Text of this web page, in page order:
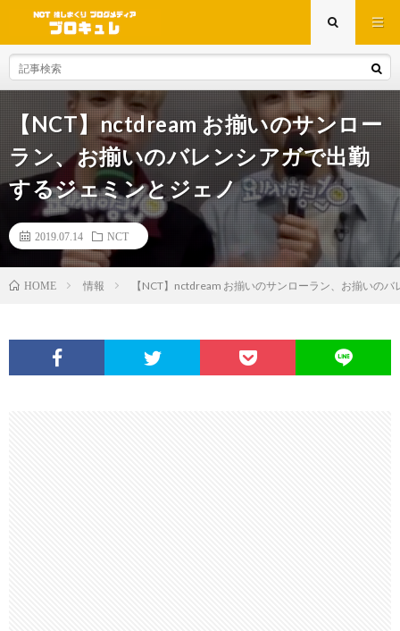
【NCT】nctdream お揃いのサンロー
ラン、お揃いのバレンシアガで出勤
するジェミンとジェノ
2019.07.14 NCT
HOME 情報 【NCT】nctdream お揃いのサンローラン、お揃いの